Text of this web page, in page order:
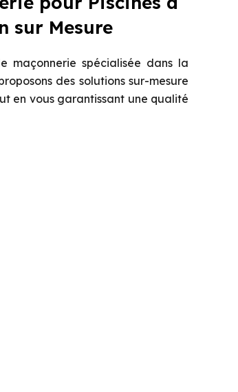
sur Mesure
maçonnerie spécialisée dans la
des solutions sur-mesure
en vous garantissant une qualité